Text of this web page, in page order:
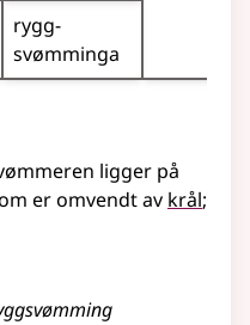
rygg­
svømminga
ligger på
er omvendt av krål;